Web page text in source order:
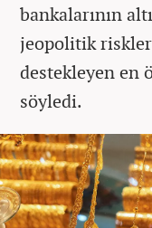
bankalarının
jeopolitik
destekleyen en
söyledi.